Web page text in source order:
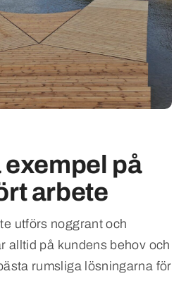
exempel på
arbete
utförs noggrant och
alltid på kundens behov och
rumsliga lösningarna för